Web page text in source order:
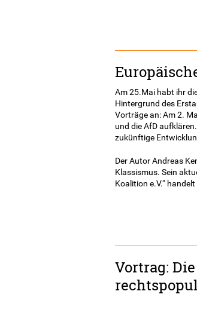
Am 25.Mai habt ihr
Hintergrund des
Vorträge an: Am 2.
und die AfD
zukünftige
Der Autor Andreas
Klassismus. Sein
Koalition e.V.“
Vortrag: